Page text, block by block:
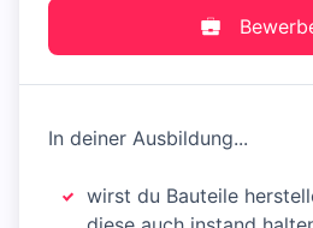
In deiner Ausbildung...
wirst du Bauteile